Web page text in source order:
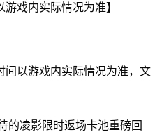
游戏内实际情况为准】
间以游戏内实际情况为准，文
的凌影限时返场卡池重磅回